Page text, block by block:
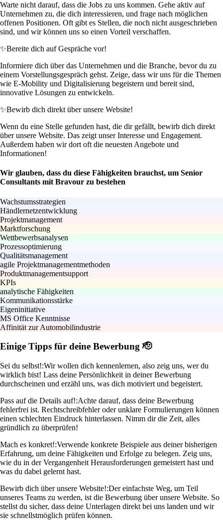
Warte nicht darauf, dass die Jobs zu uns kommen. Gehe aktiv auf
Unternehmen zu, die dich interessieren, und frage nach möglichen
offenen Positionen. Oft gibt es Stellen, die noch nicht ausgeschrieben
sind, und wir können uns so einen Vorteil verschaffen.
✨Bereite dich auf Gespräche vor!
Informiere dich über das Unternehmen und die Branche, bevor du zu
einem Vorstellungsgespräch gehst. Zeige, dass wir uns für die Themen
wie E-Mobility und Digitalisierung begeistern und bereit sind,
innovative Lösungen zu entwickeln.
✨Bewirb dich direkt über unsere Website!
Wenn du eine Stelle gefunden hast, die dir gefällt, bewirb dich direkt
über unsere Website. Das zeigt unser Interesse und Engagement.
Außerdem haben wir dort oft die neuesten Angebote und
Informationen!
Wir glauben, dass du diese Fähigkeiten brauchst, um Senior
Consultants mit Bravour zu bestehen
Wachstumsstrategien
Händlernetzentwicklung
Projektmanagement
Marktforschung
Wettbewerbsanalysen
Prozessoptimierung
Qualitätsmanagement
agile Projektmanagementmethoden
Produktmanagementsupport
KPIs
analytische Fähigkeiten
Kommunikationsstärke
Eigeninitiative
MS Office Kenntnisse
Affinität zur Automobilindustrie
Einige Tipps für deine Bewerbung 🫡
Sei du selbst!:Wir wollen dich kennenlernen, also zeig uns, wer du
wirklich bist! Lass deine Persönlichkeit in deiner Bewerbung
durchscheinen und erzähl uns, was dich motiviert und begeistert.
Pass auf die Details auf!:Achte darauf, dass deine Bewerbung
fehlerfrei ist. Rechtschreibfehler oder unklare Formulierungen können
einen schlechten Eindruck hinterlassen. Nimm dir die Zeit, alles
gründlich zu überprüfen!
Mach es konkret!:Verwende konkrete Beispiele aus deiner bisherigen
Erfahrung, um deine Fähigkeiten und Erfolge zu belegen. Zeig uns,
wie du in der Vergangenheit Herausforderungen gemeistert hast und
was du dabei gelernt hast.
Bewirb dich über unsere Website!:Der einfachste Weg, um Teil
unseres Teams zu werden, ist die Bewerbung über unsere Website. So
stellst du sicher, dass deine Unterlagen direkt bei uns landen und wir
sie schnellstmöglich prüfen können.